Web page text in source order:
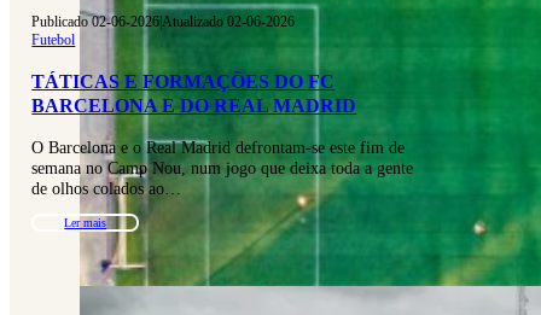
Publicado 02-06-2026|Atualizado 02-06-2026
Futebol
TÁTICAS E FORMAÇÕES DO FC
BARCELONA E DO REAL MADRID
O Barcelona e o Real Madrid defrontam-se este fim de
semana no Camp Nou, num jogo que deixa toda a gente
de olhos colados ao…
Ler mais